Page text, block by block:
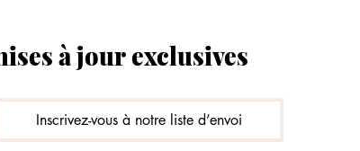
à jour exclusives
Inscrivez-vous à notre liste d’envoi